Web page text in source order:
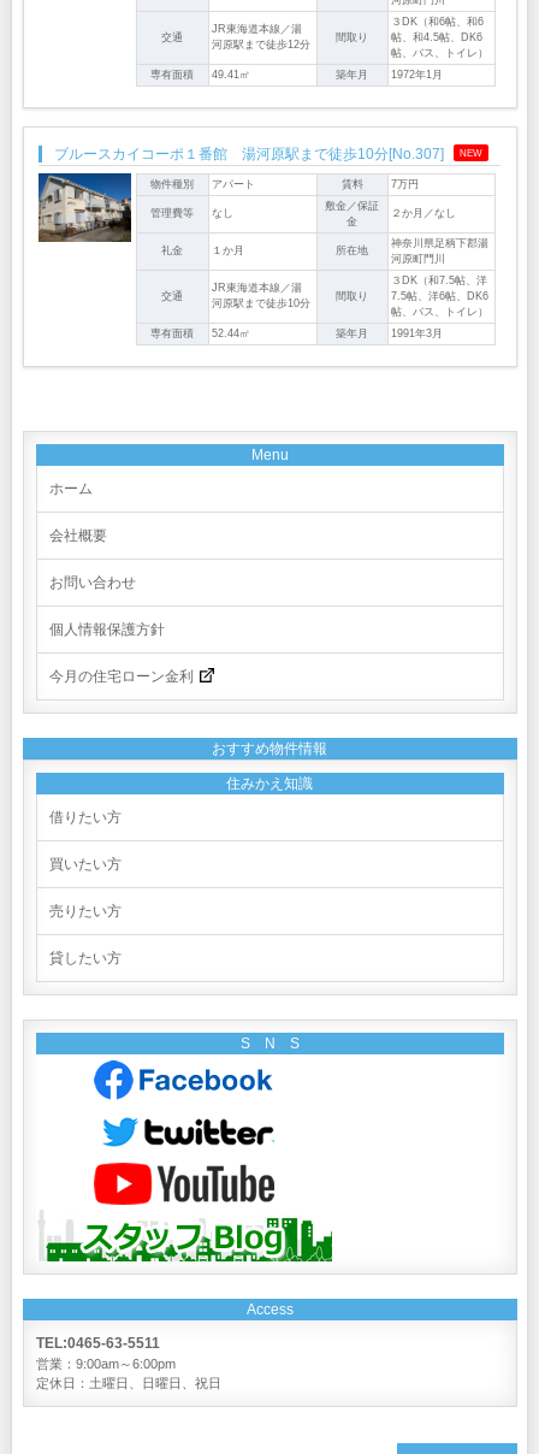
交通
JR東海道本線／湯
河原駅まで徒歩12分
間取り
３DK（和6帖、和6
帖、和4.5帖、DK6
帖、バス、トイレ）
専有面積
49.41㎡ 築年月 1972年1月
ブルースカイコーポ１番館 湯河原駅まで徒歩10分[No.307] NEW
物件種別 アパート 賃料 7万円
管理費等 なし
敷金／保証
金
２か月／なし
礼金 １か月 所在地
神奈川県足柄下郡湯
河原町門川
交通
JR東海道本線／湯
河原駅まで徒歩10分
間取り
３DK（和7.5帖、洋
7.5帖、洋6帖、DK6
帖、バス、トイレ）
専有面積
52.44㎡ 築年月 1991年3月
Menu
ホーム
会社概要
お問い合わせ
個人情報保護方針
今月の住宅ローン金利
おすすめ物件情報
住みかえ知識
借りたい方
買いたい方
売りたい方
貸したい方
S N S
Access
TEL:0465-63-5511
営業：9:00am～6:00pm
定休日：土曜日、日曜日、祝日